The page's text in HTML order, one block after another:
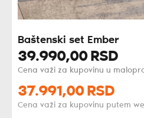
Baštenski set Ember
39.990,00 RSD
Cena važi za kupovinu u
37.991,00 RSD
Cena važi za kupovinu putem